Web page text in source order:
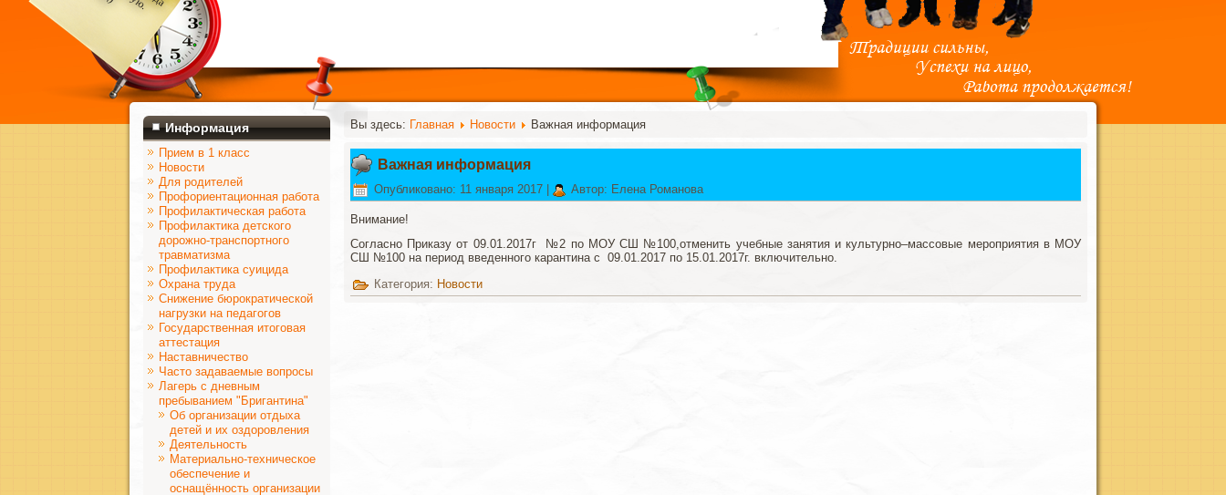
Информация
Прием в 1 класс
Новости
Для родителей
Профориентационная работа
Профилактическая работа
Профилактика детского
дорожно-транспортного
травматизма
Профилактика суицида
Охрана труда
Снижение бюрократической
нагрузки на педагогов
Государственная итоговая
аттестация
Наставничество
Часто задаваемые вопросы
Лагерь с дневным
пребыванием "Бригантина"
Об организации отдыха
детей и их оздоровления
Деятельность
Материально-техническое
обеспечение и
оснащённость организации
Вы здесь: Главная Новости Важная информация
Важная информация
Опубликовано: 11 января 2017 Автор: Елена Романова
Внимание!
Согласно Приказу от 09.01.2017г №2 по МОУ СШ №100,отменить учебные занятия и культурно–массовые мероприятия в МОУ
СШ №100 на период введенного карантина с 09.01.2017 по 15.01.2017г. включительно.
Категория: Новости